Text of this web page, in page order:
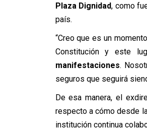
Plaza Dignidad, como
país.
“Creo que es un
Constitución y este
manifestaciones.
seguros que seguirá
De esa manera, el
respecto a cómo desde
institución continua